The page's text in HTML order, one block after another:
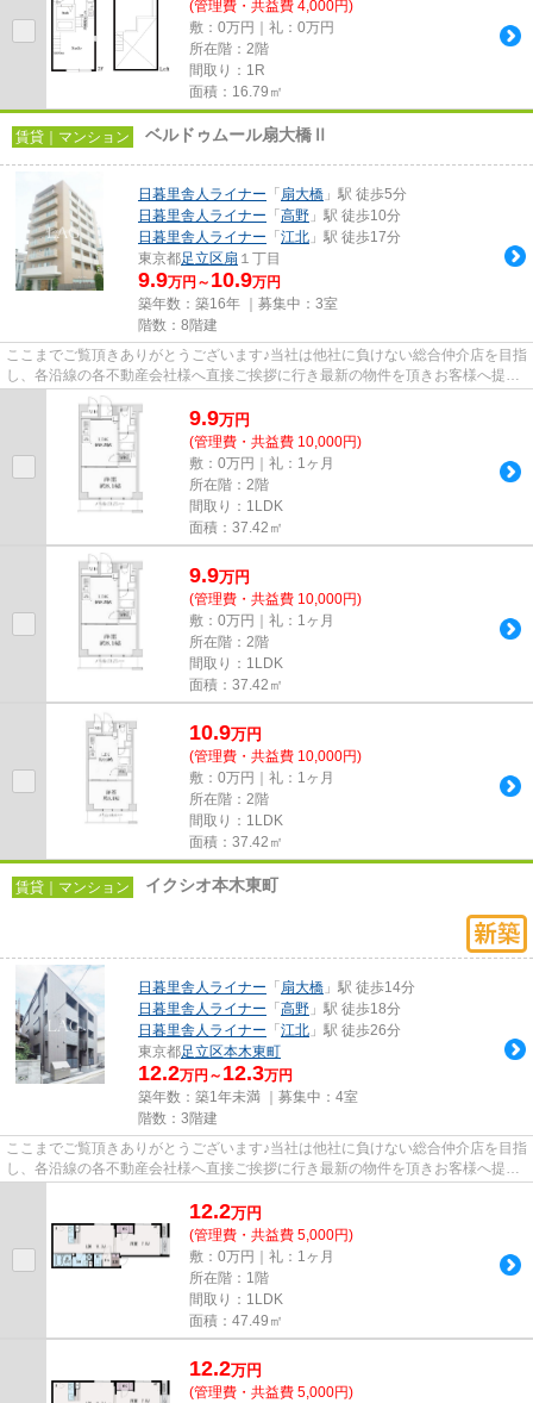
(管理費・共益費 4,000円)
敷：0万円｜礼：0万円
所在階：2階
間取り：1R
面積：16.79㎡
賃貸｜マンション ベルドゥムール扇大橋Ⅱ
日暮里舎人ライナー 「 扇大橋 」駅 徒歩5分
日暮里舎人ライナー 「 高野 」駅 徒歩10分
日暮里舎人ライナー 「 江北 」駅 徒歩17分
東京都足立区扇 １丁目
9.9万円～ 10.9万円
築年数：築16年 ｜募集中： 3室
階数：8階建
ここまでご覧頂きありがとうございます♪当社は他社に負けない総合仲介店を目指
し、各沿線の各不動産会社様へ直接ご挨拶に行き最新の物件を頂きお客様へ提供
しております！最新の情報は...
9.9万円
(管理費・共益費 10,000円)
敷：0万円｜礼：1ヶ月
所在階：2階
間取り：1LDK
面積：37.42㎡
9.9万円
(管理費・共益費 10,000円)
敷：0万円｜礼：1ヶ月
所在階：2階
間取り：1LDK
面積：37.42㎡
10.9万円
(管理費・共益費 10,000円)
敷：0万円｜礼：1ヶ月
所在階：2階
間取り：1LDK
面積：37.42㎡
賃貸｜マンション イクシオ本木東町
日暮里舎人ライナー 「 扇大橋 」駅 徒歩14分
日暮里舎人ライナー 「 高野 」駅 徒歩18分
日暮里舎人ライナー 「 江北 」駅 徒歩26分
東京都足立区本木東町
12.2万円～ 12.3万円
築年数：築1年未満 ｜募集中： 4室
階数：3階建
ここまでご覧頂きありがとうございます♪当社は他社に負けない総合仲介店を目指
し、各沿線の各不動産会社様へ直接ご挨拶に行き最新の物件を頂きお客様へ提供
12.2万円
(管理費・共益費 5,000円)
敷：0万円｜礼：1ヶ月
所在階：1階
間取り：1LDK
面積：47.49㎡
12.2万円
(管理費・共益費 5,000円)